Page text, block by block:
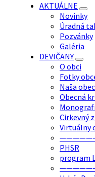
AKTUÁLNE
Novinky
Úradná
Pozvánky
Galéria
DEVIČANY
O obci
Fotky
Naša obec
Obecná
Cirkevný
Virtuálny
PHSR
program